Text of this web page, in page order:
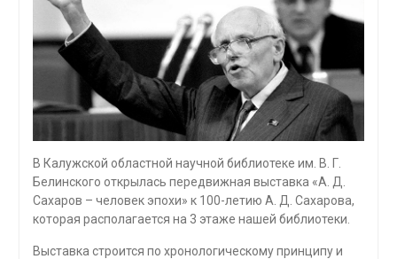
В Калужской областной научной библиотеке им. В. Г.
Белинского открылась передвижная выставка «А. Д.
Сахаров – человек эпохи» к 100-летию А. Д. Сахарова,
которая располагается на 3 этаже нашей библиотеки.
Выставка строится по хронологическому принципу и